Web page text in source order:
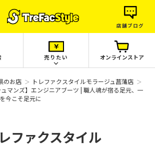
店舗ブログ
売りたい オンラインストア
のお店
トレファクスタイルモラージュ菖蒲店
ュマンズ】エンジニアブーツ | 職人魂が宿る足元、一
今こそ足元に
ファクスタイル